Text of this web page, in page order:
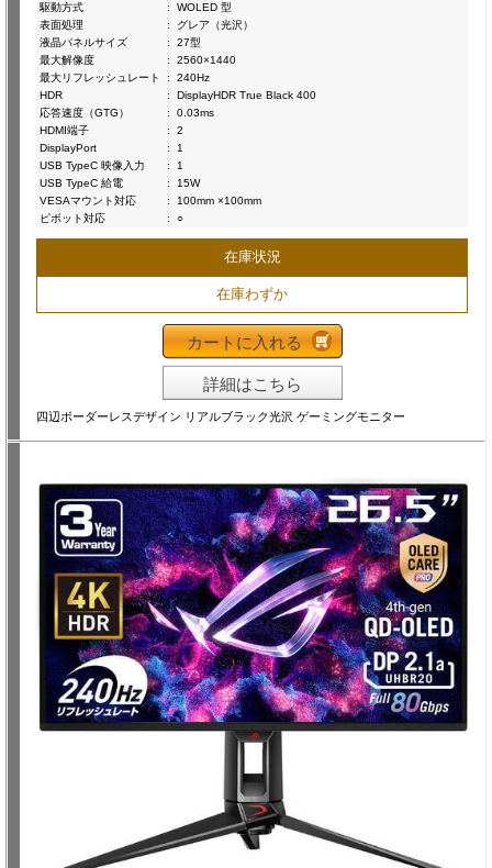
駆動方式
:
WOLED 型
表面処理
:
グレア（光沢）
液晶パネルサイズ
:
27型
最大解像度
:
2560×1440
最大リフレッシュレート
:
240Hz
HDR
:
DisplayHDR True Black 400
応答速度（GTG）
:
0.03ms
HDMI端子
:
2
DisplayPort
:
1
USB TypeC 映像入力
:
1
USB TypeC 給電
:
15W
VESAマウント対応
:
100mm ×100mm
ピボット対応
: ○
在庫状況
在庫わずか
カートに入れる
詳細はこちら
四辺ボーダーレスデザイン リアルブラック光沢 ゲーミングモニター